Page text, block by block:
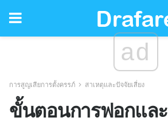
ad
การสูญเสียการตั้งครรภ์ สาเหตุและปัจจัยเสี่ยง
ขั้นตอนการฟอกและ